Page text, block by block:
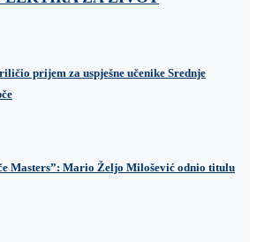
prijem za uspješne učenike Srednje
Masters”: Mario Željo Milošević odnio titulu